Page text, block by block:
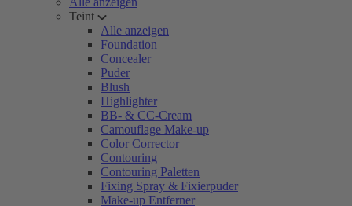
Teint
Alle anzeigen
Foundation
Concealer
Puder
Blush
Highlighter
BB- & CC-Cream
Camouflage Make-up
Color Corrector
Contouring
Contouring Paletten
Fixing Spray & Fixierpuder
Make-up Entferner